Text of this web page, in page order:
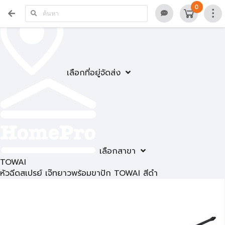
เลือกที่อยู่จัดส่ง
เลือกสาขา
0
TOWAI
หัวฉีดสเปรย์ เจ๊ทยาวพร้อมขาปัก TOWAI สีดำ